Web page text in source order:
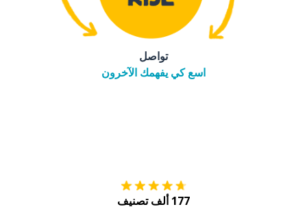
تواصل
اسع كي يفهمك الآخرون
177 ألف تصنيف